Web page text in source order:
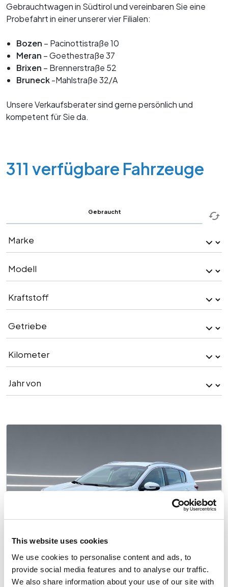
This website uses cookies
We use cookies to personalise content and ads, to
provide social media features and to analyse our traffic.
We also share information about your use of our site with
Gebrauchtwagen in Südtirol und vereinbaren Sie eine
Probefahrt in einer unserer vier Filialen:
Bozen – Pacinottistraße 10
Meran – Goethestraße 37
Brixen – Brennerstraße 52
Bruneck-Mahlstraße 32/A
Unsere Verkaufsberater sind gerne persönlich und
kompetent für Sie da.
311 verfügbare Fahrzeuge
Gebraucht